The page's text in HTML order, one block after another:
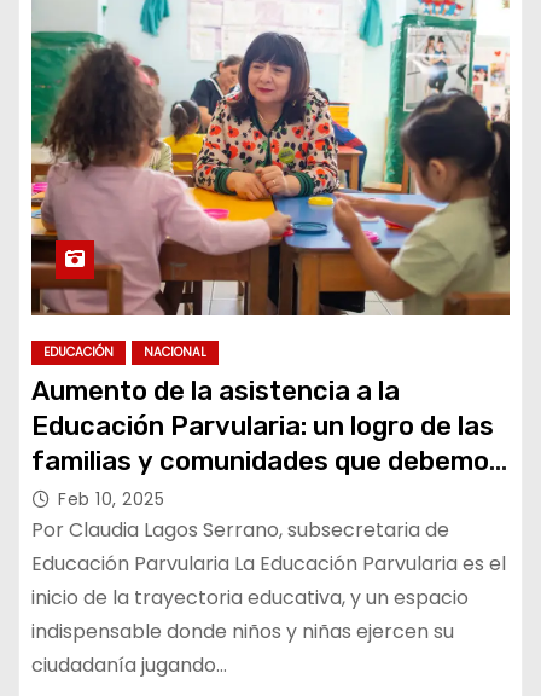
EDUCACIÓN NACIONAL
Aumento de la asistencia a la
Educación Parvularia: un logro de las
familias y comunidades que debemos
proyectar
Feb 10, 2025
Por Claudia Lagos Serrano, subsecretaria de
Educación Parvularia La Educación Parvularia es el
inicio de la trayectoria educativa, y un espacio
indispensable donde niños y niñas ejercen su
ciudadanía jugando…